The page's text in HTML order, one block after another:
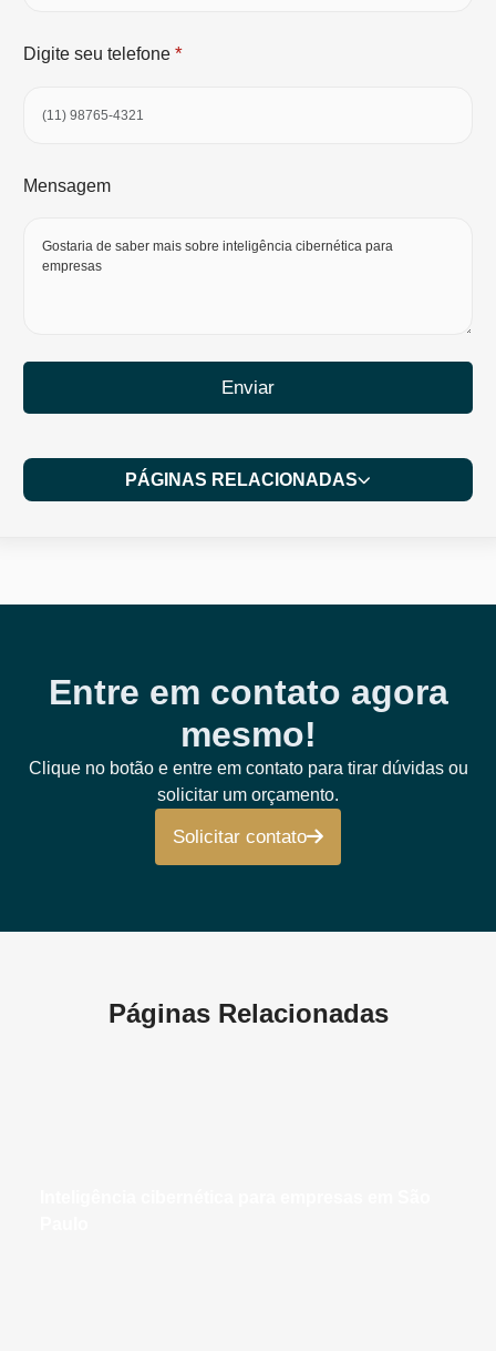
Digite seu telefone *
Mensagem
Enviar
PÁGINAS RELACIONADAS
Entre em contato agora
mesmo!
Clique no botão e entre em contato para tirar dúvidas ou
solicitar um orçamento.
Solicitar contato
Páginas Relacionadas